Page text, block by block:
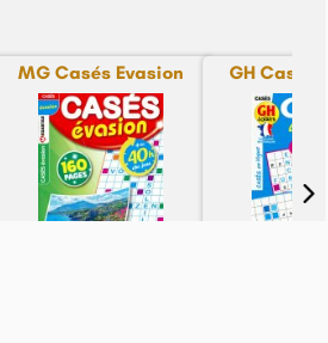
MG Casés Evasion GH Casés